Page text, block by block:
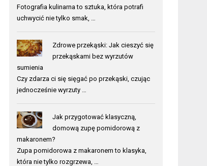
Fotografia kulinarna to sztuka, która potrafi
uchwycić nie tylko smak, …
Zdrowe przekąski: Jak cieszyć się
przekąskami bez wyrzutów
sumienia
Czy zdarza ci się sięgać po przekąski, czując
jednocześnie wyrzuty …
Jak przygotować klasyczną,
domową zupę pomidorową z
makaronem?
Zupa pomidorowa z makaronem to klasyka,
która nie tylko rozgrzewa, …